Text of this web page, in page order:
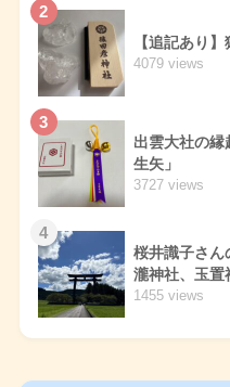
2
【追記あり
4079 views
3
出雲大社の縁
生矢」
3727 views
4
桜井識子さん
瀧神社、玉置
1455 views